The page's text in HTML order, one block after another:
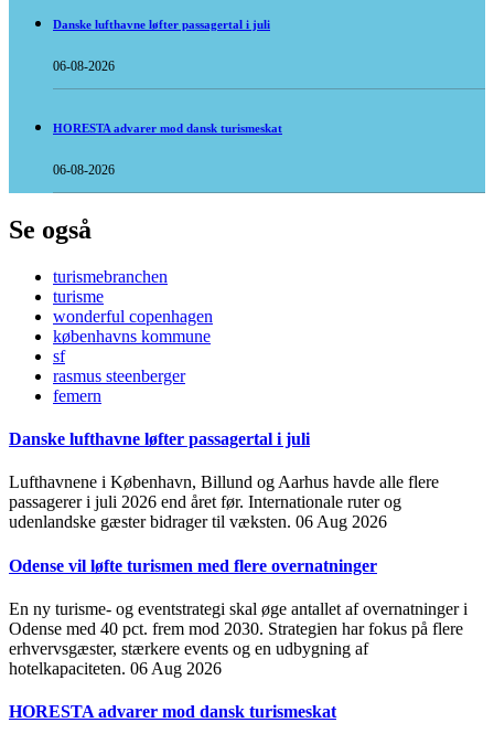
Danske lufthavne løfter passagertal i juli
06-08-2026
HORESTA advarer mod dansk turismeskat
06-08-2026
Se også
turismebranchen
turisme
wonderful copenhagen
københavns kommune
sf
rasmus steenberger
femern
Danske lufthavne løfter passagertal i juli
Lufthavnene i København, Billund og Aarhus havde alle flere
passagerer i juli 2026 end året før. Internationale ruter og
udenlandske gæster bidrager til væksten. 06 Aug 2026
Odense vil løfte turismen med flere overnatninger
En ny turisme- og eventstrategi skal øge antallet af overnatninger i
Odense med 40 pct. frem mod 2030. Strategien har fokus på flere
erhvervsgæster, stærkere events og en udbygning af
hotelkapaciteten. 06 Aug 2026
HORESTA advarer mod dansk turismeskat